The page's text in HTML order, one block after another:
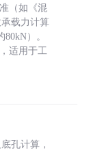
（如《混
载力计算
）。
适用于工
孔计算，